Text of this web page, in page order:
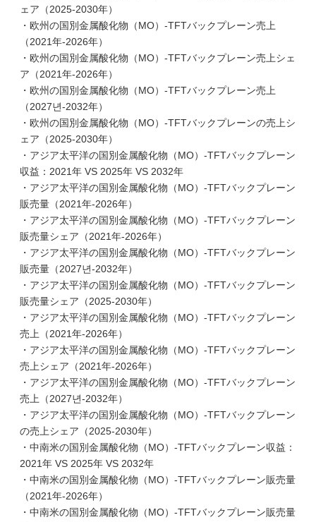
ェア（2025-2030年）
・欧州の国別金属酸化物（MO）-TFTバックプレーン売上
（2021年-2026年）
・欧州の国別金属酸化物（MO）-TFTバックプレーン売上シェ
ア（2021年-2026年）
・欧州の国別金属酸化物（MO）-TFTバックプレーン売上
（2027년-2032年）
・欧州の国別金属酸化物（MO）-TFTバックプレーンの売上シ
ェア（2025-2030年）
・アジア太平洋の国別金属酸化物（MO）-TFTバックプレーン
収益：2021年 VS 2025年 VS 2032年
・アジア太平洋の国別金属酸化物（MO）-TFTバックプレーン
販売量（2021年-2026年）
・アジア太平洋の国別金属酸化物（MO）-TFTバックプレーン
販売量シェア（2021年-2026年）
・アジア太平洋の国別金属酸化物（MO）-TFTバックプレーン
販売量（2027년-2032年）
・アジア太平洋の国別金属酸化物（MO）-TFTバックプレーン
販売量シェア（2025-2030年）
・アジア太平洋の国別金属酸化物（MO）-TFTバックプレーン
売上（2021年-2026年）
・アジア太平洋の国別金属酸化物（MO）-TFTバックプレーン
売上シェア（2021年-2026年）
・アジア太平洋の国別金属酸化物（MO）-TFTバックプレーン
売上（2027년-2032年）
・アジア太平洋の国別金属酸化物（MO）-TFTバックプレーン
の売上シェア（2025-2030年）
・中南米の国別金属酸化物（MO）-TFTバックプレーン収益：
2021年 VS 2025年 VS 2032年
・中南米の国別金属酸化物（MO）-TFTバックプレーン販売量
（2021年-2026年）
・中南米の国別金属酸化物（MO）-TFTバックプレーン販売量